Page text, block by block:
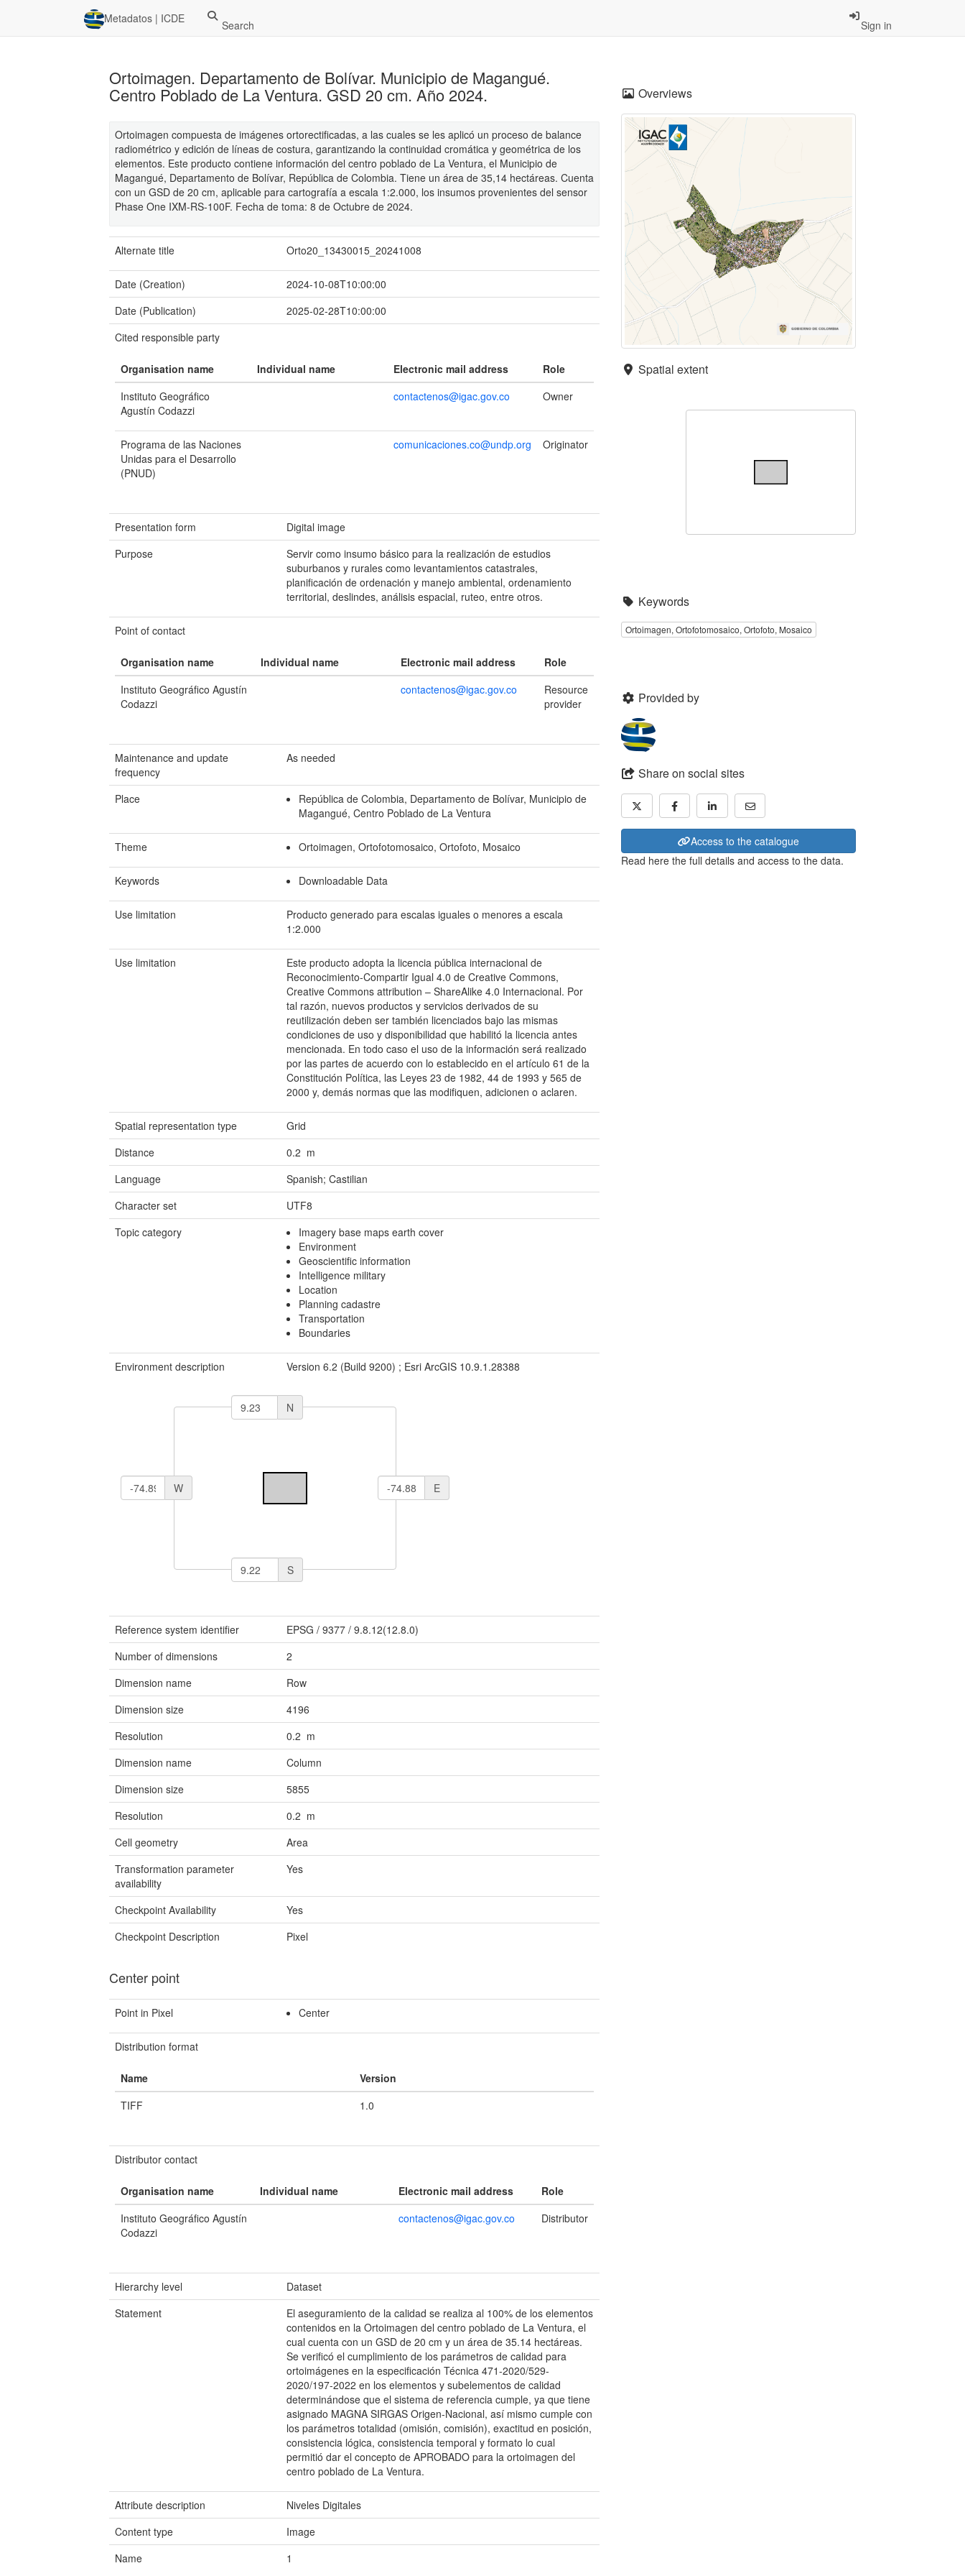
Metadatos | ICDE Search Sign in
Ortoimagen. Departamento de Bolívar. Municipio de Magangué.
Centro Poblado de La Ventura. GSD 20 cm. Año 2024.
Ortoimagen compuesta de imágenes ortorectificadas, a las cuales se les aplicó un proceso de balance
radiométrico y edición de líneas de costura, garantizando la continuidad cromática y geométrica de los
elementos. Este producto contiene información del centro poblado de La Ventura, el Municipio de
Magangué, Departamento de Bolívar, República de Colombia. Tiene un área de 35,14 hectáreas. Cuenta
con un GSD de 20 cm, aplicable para cartografía a escala 1:2.000, los insumos provenientes del sensor
Phase One IXM-RS-100F. Fecha de toma: 8 de Octubre de 2024.
Alternate title Orto20_13430015_20241008
Date (Creation)
2024-10-08T10:00:00
Date (Publication)
2025-02-28T10:00:00
Cited responsible party
Organisation name Individual name Electronic mail address
Role
Instituto Geográfico
Agustín Codazzi
contactenos@igac.gov.co Owner
Programa de las Naciones
Unidas para el Desarrollo
(PNUD)
comunicaciones.co@undp.org Originator
Presentation form
Digital image
Purpose
Servir como insumo básico para la realización de estudios
suburbanos y rurales como levantamientos catastrales,
planificación de ordenación y manejo ambiental, ordenamiento
territorial, deslindes, análisis espacial, ruteo, entre otros.
Point of contact
Organisation name Individual name Electronic mail address
Role
Instituto Geográfico Agustín
Codazzi
contactenos@igac.gov.co
Resource
provider
Maintenance and update
frequency
As needed
Place
República de Colombia, Departamento de Bolívar, Municipio de
Magangué, Centro Poblado de La Ventura
Theme Ortoimagen, Ortofotomosaico, Ortofoto, Mosaico
Keywords Downloadable Data
Use limitation
Producto generado para escalas iguales o menores a escala
1:2.000
Use limitation
Este producto adopta la licencia pública internacional de
Reconocimiento-Compartir Igual 4.0 de Creative Commons,
Creative Commons attribution – ShareAlike 4.0 Internacional. Por
tal razón, nuevos productos y servicios derivados de su
reutilización deben ser también licenciados bajo las mismas
condiciones de uso y disponibilidad que habilitó la licencia antes
mencionada. En todo caso el uso de la información será realizado
por las partes de acuerdo con lo establecido en el artículo 61 de la
Constitución Política, las Leyes 23 de 1982, 44 de 1993 y 565 de
2000 y, demás normas que las modifiquen, adicionen o aclaren.
Spatial representation type
Grid
Distance
0.2 m
Language
Spanish; Castilian
Character set
UTF8
Topic category
Imagery base maps earth cover
Environment
Geoscientific information
Intelligence military
Location
Planning cadastre
Transportation
Boundaries
Environment description Version 6.2 (Build 9200) ; Esri ArcGIS 10.9.1.28388
N
S
E
W
Reference system identifier EPSG /9377 /9.8.12(12.8.0)
Number of dimensions
2
Dimension name
Row
Dimension size
4196
Resolution
0.2 m
Dimension name
Column
Dimension size
5855
Resolution
0.2 m
Cell geometry
Area
Transformation parameter
availability
Yes
Checkpoint Availability
Yes
Checkpoint Description
Pixel
Center point
Point in Pixel Center
Distribution format
Name
Version
TIFF
1.0
Distributor contact
Organisation name Individual name Electronic mail address
Role
Instituto Geográfico Agustín
Codazzi
contactenos@igac.gov.co Distributor
Hierarchy level
Dataset
Statement
El aseguramiento de la calidad se realiza al 100% de los elementos
contenidos en la Ortoimagen del centro poblado de La Ventura, el
cual cuenta con un GSD de 20 cm y un área de 35.14 hectáreas.
Se verificó el cumplimiento de los parámetros de calidad para
ortoimágenes en la especificación Técnica 471-2020/529-
2020/197-2022 en los elementos y subelementos de calidad
determinándose que el sistema de referencia cumple, ya que tiene
asignado MAGNA SIRGAS Origen-Nacional, así mismo cumple con
los parámetros totalidad (omisión, comisión), exactitud en posición,
consistencia lógica, consistencia temporal y formato lo cual
permitió dar el concepto de APROBADO para la ortoimagen del
centro poblado de La Ventura.
Attribute description
Niveles Digitales
Content type
Image
Name
1
Overviews
Spatial extent
Keywords
Ortoimagen, Ortofotomosaico, Ortofoto, Mosaico
Provided by
Share on social sites
Access to the catalogue
Read here the full details and access to the data.